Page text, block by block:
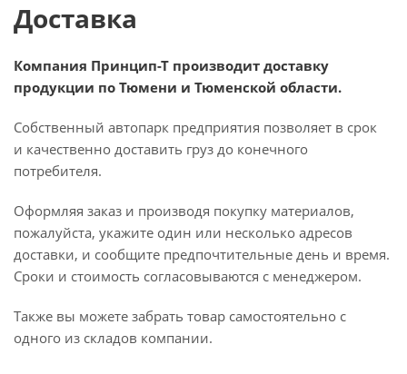
Доставка
Компания Принцип-Т производит доставку
продукции по Тюмени и Тюменской области.
Собственный автопарк предприятия позволяет в срок
и качественно доставить груз до конечного
потребителя.
Оформляя заказ и производя покупку материалов,
пожалуйста, укажите один или несколько адресов
доставки, и сообщите предпочтительные день и время.
Сроки и стоимость согласовываются с менеджером.
Также вы можете забрать товар самостоятельно с
одного из складов компании.